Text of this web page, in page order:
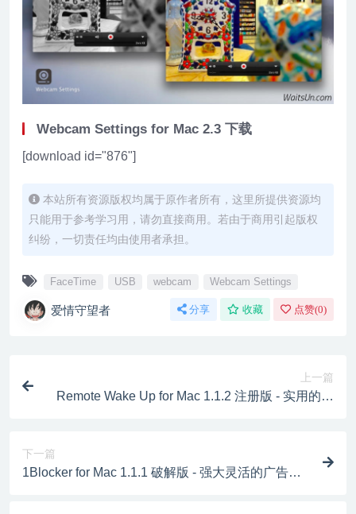
Webcam Settings for Mac 2.3 下载
[download id="876"]
本站所有资源版权均属于原作者所有，这里所提供资源均
只能用于参考学习用，请勿直接商用。若由于商用引起版权
纠纷，一切责任均由使用者承担。
FaceTime USB webcam Webcam Settings
爱情守望者 分享 收藏 点赞(0)
上一篇
Remote Wake Up for Mac 1.1.2 注册版 - 实用的远
下一篇
1Blocker for Mac 1.1.1 破解版 - 强大灵活的广告及